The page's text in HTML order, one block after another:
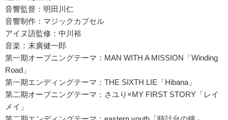
音響監督：明田川仁
音響制作：マジックカプセル
アイヌ語監修：中川裕
音楽：末廣健一郎
第一期オープニングテーマ：MAN WITH A MISSION「Winding
Road」
第一期エンディングテーマ：THE SIXTH LIE「Hibana」
第二期オープニングテーマ：さユり×MY FIRST STORY「レイ
メイ」